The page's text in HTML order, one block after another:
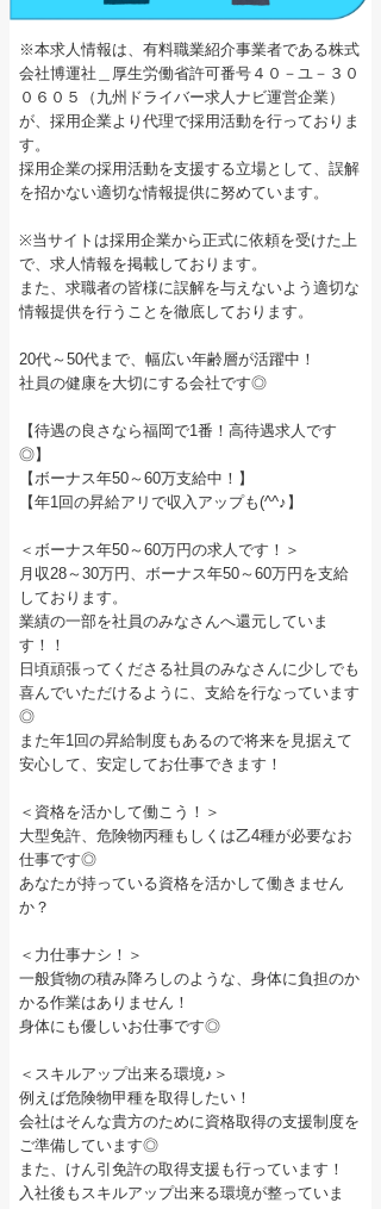
※本求人情報は、有料職業紹介事業者である株式
会社博運社＿厚生労働省許可番号４０－ユ－３０
０６０５（九州ドライバー求人ナビ運営企業）
が、採用企業より代理で採用活動を行っておりま
す。
採用企業の採用活動を支援する立場として、誤解
を招かない適切な情報提供に努めています。
※当サイトは採用企業から正式に依頼を受けた上
で、求人情報を掲載しております。
また、求職者の皆様に誤解を与えないよう適切な
情報提供を行うことを徹底しております。
20代～50代まで、幅広い年齢層が活躍中！
社員の健康を大切にする会社です◎
【待遇の良さなら福岡で1番！高待遇求人です
◎】
【ボーナス年50～60万支給中！】
【年1回の昇給アリで収入アップも(^^♪】
＜ボーナス年50～60万円の求人です！＞
月収28～30万円、ボーナス年50～60万円を支給
しております。
業績の一部を社員のみなさんへ還元していま
す！！
日頃頑張ってくださる社員のみなさんに少しでも
喜んでいただけるように、支給を行なっています
◎
また年1回の昇給制度もあるので将来を見据えて
安心して、安定してお仕事できます！
＜資格を活かして働こう！＞
大型免許、危険物丙種もしくは乙4種が必要なお
仕事です◎
あなたが持っている資格を活かして働きません
か？
＜力仕事ナシ！＞
一般貨物の積み降ろしのような、身体に負担のか
かる作業はありません！
身体にも優しいお仕事です◎
＜スキルアップ出来る環境♪＞
例えば危険物甲種を取得したい！
会社はそんな貴方のために資格取得の支援制度を
ご準備しています◎
また、けん引免許の取得支援も行っています！
入社後もスキルアップ出来る環境が整っていま